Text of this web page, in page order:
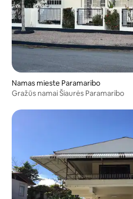
Namas mieste Paramaribo
Gražūs namai Šiaurės Paramaribo